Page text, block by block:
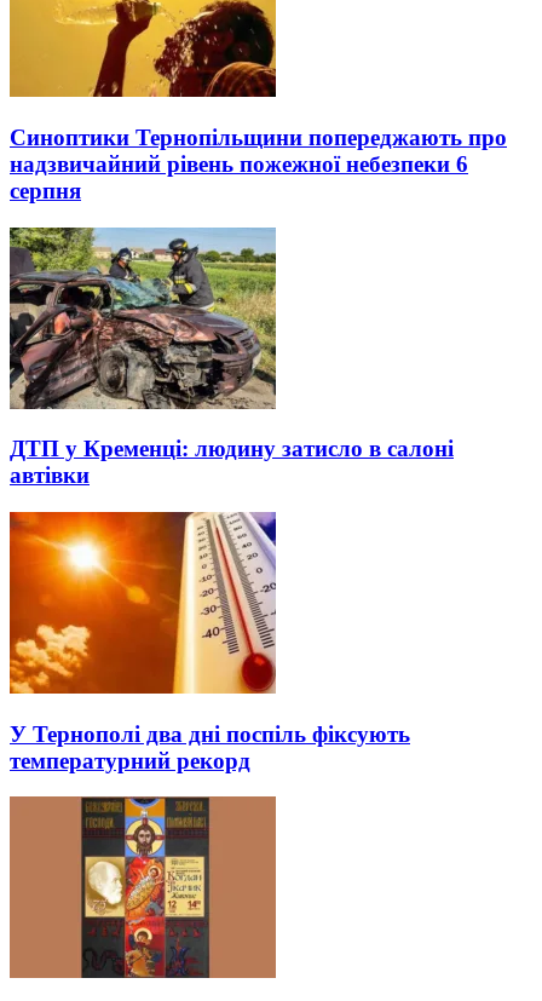
Синоптики Тернопільщини попереджають про
надзвичайний рівень пожежної небезпеки 6
серпня
ДТП у Кременці: людину затисло в салоні
автівки
У Тернополі два дні поспіль фіксують
температурний рекорд